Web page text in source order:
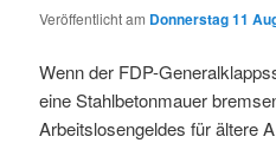
Veröffentlicht am Donnerstag 11
Wenn der FDP-
eine Stahlbetonmauer
Arbeitslosengeldes für ältere